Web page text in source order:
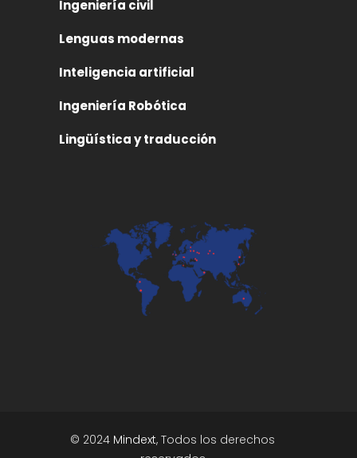
Ingeniería civil
Lenguas modernas
Inteligencia artificial
Ingeniería Robótica
Lingüística y traducción
© 2024 Mindext, Todos los derechos